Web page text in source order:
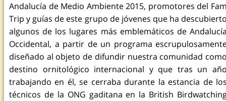
Andalucía de Medio Ambiente 2015, promotores del
Trip y guías de este grupo de jóvenes que ha
algunos de los lugares más emblemáticos de
Occidental, a partir de un programa
diseñado al objeto de difundir nuestra comunidad
destino ornitológico internacional y que tras un
trabajando en él, se cerraba durante la estancia de
técnicos de la ONG gaditana en la British